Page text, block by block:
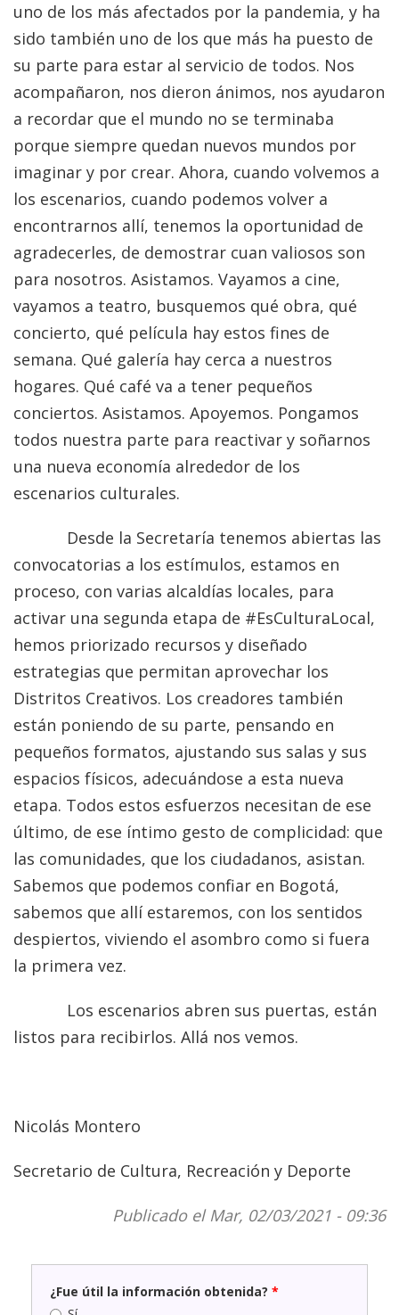
uno de los más afectados por la pandemia, y ha
sido también uno de los que más ha puesto de
su parte para estar al servicio de todos. Nos
acompañaron, nos dieron ánimos, nos ayudaron
a recordar que el mundo no se terminaba
porque siempre quedan nuevos mundos por
imaginar y por crear. Ahora, cuando volvemos a
los escenarios, cuando podemos volver a
encontrarnos allí, tenemos la oportunidad de
agradecerles, de demostrar cuan valiosos son
para nosotros. Asistamos. Vayamos a cine,
vayamos a teatro, busquemos qué obra, qué
concierto, qué película hay estos fines de
semana. Qué galería hay cerca a nuestros
hogares. Qué café va a tener pequeños
conciertos. Asistamos. Apoyemos. Pongamos
todos nuestra parte para reactivar y soñarnos
una nueva economía alrededor de los
escenarios culturales.
Desde la Secretaría tenemos abiertas las
convocatorias a los estímulos, estamos en
proceso, con varias alcaldías locales, para
activar una segunda etapa de #EsCulturaLocal,
hemos priorizado recursos y diseñado
estrategias que permitan aprovechar los
Distritos Creativos. Los creadores también
están poniendo de su parte, pensando en
pequeños formatos, ajustando sus salas y sus
espacios físicos, adecuándose a esta nueva
etapa. Todos estos esfuerzos necesitan de ese
último, de ese íntimo gesto de complicidad: que
las comunidades, que los ciudadanos, asistan.
Sabemos que podemos confiar en Bogotá,
sabemos que allí estaremos, con los sentidos
despiertos, viviendo el asombro como si fuera
la primera vez.
Los escenarios abren sus puertas, están
listos para recibirlos. Allá nos vemos.
Nicolás Montero
Secretario de Cultura, Recreación y Deporte
Publicado el Mar, 02/03/2021 - 09:36
¿Fue útil la información obtenida? *